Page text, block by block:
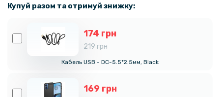
Купуй разом та отримуй знижку:
174 грн
219 грн
Кабель USB - DC-5.5*2.5мм, Black
169 грн